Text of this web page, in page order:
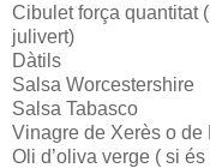
Cibulet força quantitat
julivert)
Dàtils
Salsa Worcestershire
Salsa Tabasco
Vinagre de Xerès o de
Oli d’oliva verge ( si